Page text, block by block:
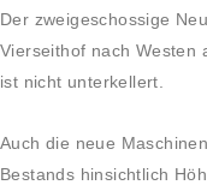
Der zweigeschossige
Vierseithof nach Westen
ist nicht unterkellert.
Auch die neue
Bestands hinsichtlich